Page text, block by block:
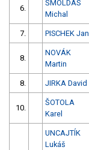
6.
ŠMOLDAS
Michal
7. PISCHEK Jan
8.
NOVÁK
Martin
8. JIRKA David
10.
ŠOTOLA
Karel
UNCAJTÍK
Lukáš